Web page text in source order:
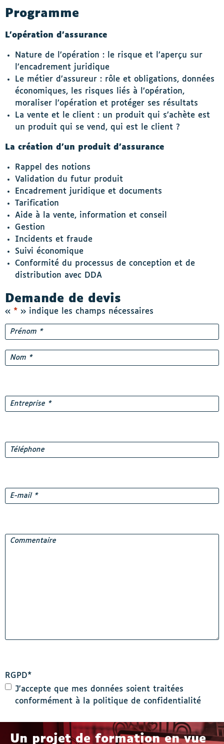
Programme
L’opération d’assurance
Nature de l’opération : le risque et l’aperçu sur
l’encadrement juridique
Le métier d’assureur : rôle et obligations, données
économiques, les risques liés à l’opération,
moraliser l’opération et protéger ses résultats
La vente et le client : un produit qui s’achète est
un produit qui se vend, qui est le client ?
La création d’un produit d’assurance
Rappel des notions
Validation du futur produit
Encadrement juridique et documents
Tarification
Aide à la vente, information et conseil
Gestion
Incidents et fraude
Suivi économique
Conformité du processus de conception et de
distribution avec DDA
Demande de devis
« * » indique les champs nécessaires
Nom*
Prénom
Entreprise *
Téléphone
E-
mail*
Commentaire
RGPD*
J'accepte que mes données soient traitées
conformément à la politique de confidentialité
Un projet de formation en vue